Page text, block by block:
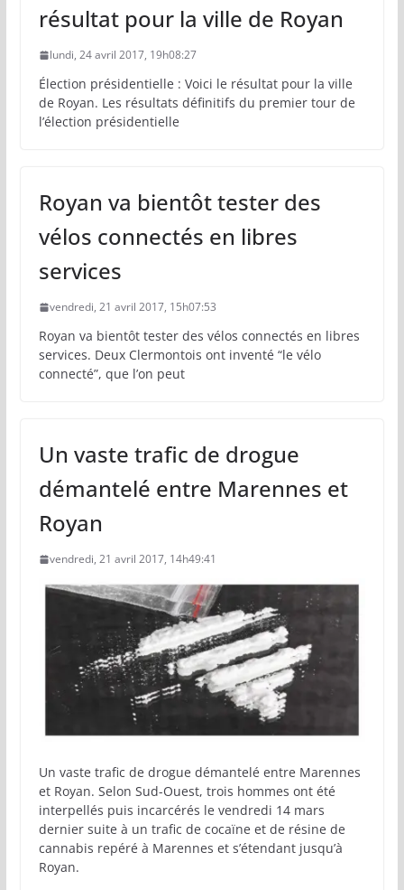
résultat pour la ville de Royan
lundi, 24 avril 2017, 19h08:27
Élection présidentielle : Voici le résultat pour la ville
de Royan. Les résultats définitifs du premier tour de
l’élection présidentielle
Royan va bientôt tester des
vélos connectés en libres
services
vendredi, 21 avril 2017, 15h07:53
Royan va bientôt tester des vélos connectés en libres
services. Deux Clermontois ont inventé “le vélo
connecté”, que l’on peut
Un vaste trafic de drogue
démantelé entre Marennes et
Royan
vendredi, 21 avril 2017, 14h49:41
Un vaste trafic de drogue démantelé entre Marennes
et Royan. Selon Sud-Ouest, trois hommes ont été
interpellés puis incarcérés le vendredi 14 mars
dernier suite à un trafic de cocaïne et de résine de
cannabis repéré à Marennes et s’étendant jusqu’à
Royan.